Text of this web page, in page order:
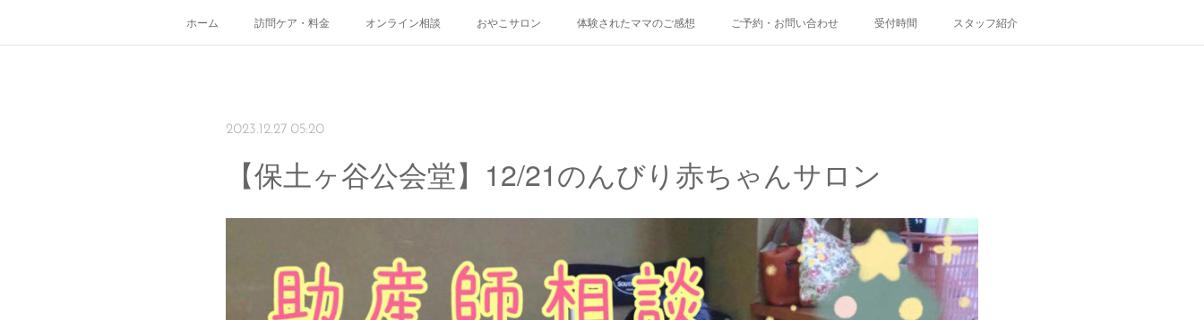
ホーム 訪問ケア・料金 オンライン相談 おやこサロン 体験されたママのご感想 ご予約・お問い合わせ 受付時間 スタッフ紹介
2023.12.27 05:20
【保土ヶ谷公会堂】12/21のんびり赤ちゃんサロン